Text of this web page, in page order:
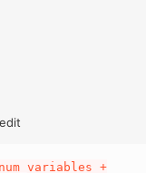
num_variables +